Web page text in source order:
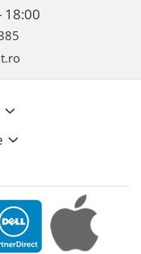
18:00